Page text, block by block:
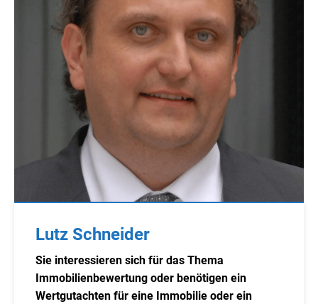
Lutz Schneider
Sie interessieren sich für das Thema
Immobilienbewertung oder benötigen ein
Wertgutachten für eine Immobilie oder ein